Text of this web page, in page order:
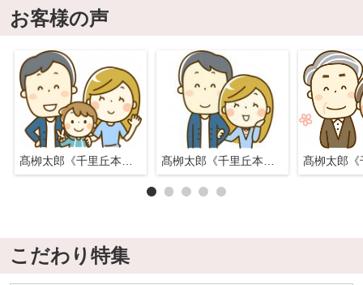
お客様の声
こだわり特集